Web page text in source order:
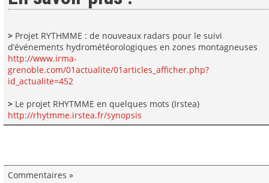
>Projet RYTHMME : de nouveaux radars pour le suivi
d’événements hydrométéorologiques en zones montagneuses
http://www.irma-
grenoble.com/01actualite/01articles_afficher.php?
id_actualite=452
>Le projet RHYTMME en quelques mots (Irstea)
http://rhytmme.irstea.fr/synopsis
Commentaires »